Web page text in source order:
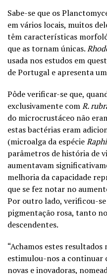
Sabe-se que os
em vários locais, muitos
têm características
que as tornam únicas.
usada nos estudos em
de Portugal e apresenta
Pôde verificar-se que,
exclusivamente comR.
do microcrustáceo não
estas bactérias eram
(microalga da espécie
parâmetros de história de
aumentavam
melhoria da capacidade
que se fez notar no
Por outro lado, verificou-
pigmentação rosa, tanto
descendentes.
“Achamos estes
estimulou-nos a continuar
novas e inovadoras,